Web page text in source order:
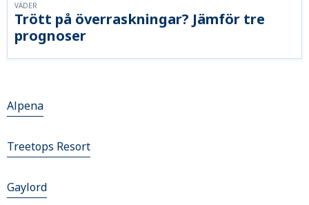
Trött på överraskningar? Jämför tre
prognoser
VÄDER
Alpena
Treetops Resort
Gaylord